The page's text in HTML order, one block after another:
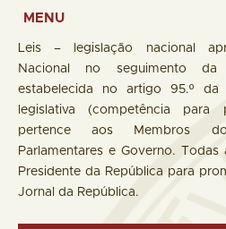
MENU
Leis – legislação nacional
Nacional no seguimento da
estabelecida no artigo 95.º da
legislativa (competência
pertence aos Membros
Parlamentares e Governo.
Presidente da República para
Jornal da República.